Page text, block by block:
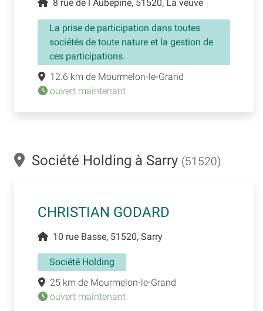
8 rue de l Aubepine, 51520, La veuve
La prise de participation dans toutes
sociétés de toute nature et la gestion de
ces participations.
12.6 km de Mourmelon-le-Grand
ouvert maintenant
Société Holding à Sarry (51520)
CHRISTIAN GODARD
10 rue Basse, 51520, Sarry
Société Holding
25 km de Mourmelon-le-Grand
ouvert maintenant